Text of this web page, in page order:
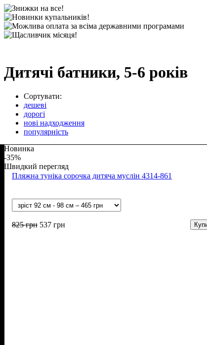
Дитячі батники, 5-6 років
Сортувати:
дешеві
дорогі
нові надходження
популярність
Новинка
-35%
Швидкий перегляд
Пляжна туніка сорочка дитяча муслін 4314-861
825грн 537 грн